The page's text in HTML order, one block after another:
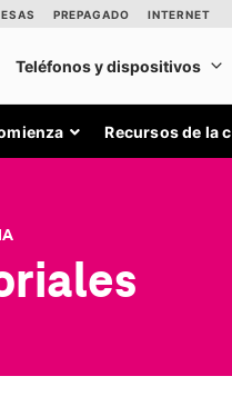
Recursos de la